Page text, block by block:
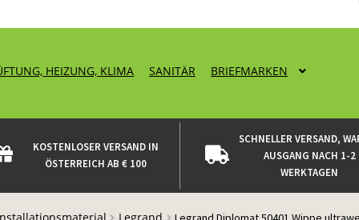
HEIZUNG, KLIMA SANITÄR BRIEFMARKEN
KOSTENLOSER VERSAND IN
ÖSTERREICH AB € 100
SCHNELLER VERSAND,
AUSGANG NACH 1-2
WERKTAGEN